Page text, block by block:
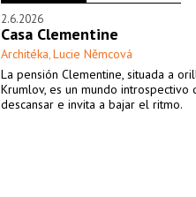
2.6.2026
Casa Clementine
Architéka, Lucie Němcová
La pensión Clementine, situada a
Krumlov, es un mundo
descansar e invita a bajar el ritmo.